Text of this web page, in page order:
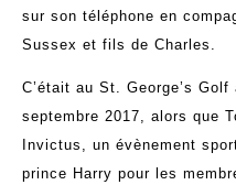
sur son téléphone en
Sussex et fils de Charles.
C’était au St. George’s
septembre 2017, alors que
Invictus, un évènement
prince Harry pour les